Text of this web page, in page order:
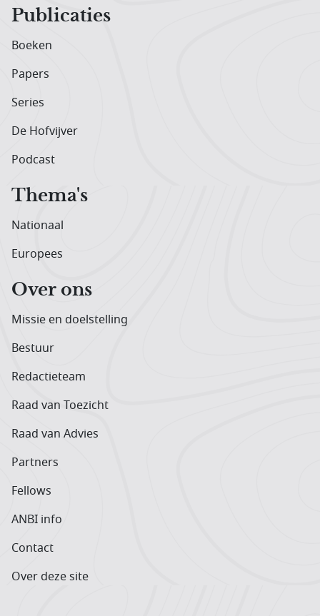
Publicaties
Boeken
Papers
Series
De Hofvijver
Podcast
Thema's
Nationaal
Europees
Over ons
Missie en doelstelling
Bestuur
Redactieteam
Raad van Toezicht
Raad van Advies
Partners
Fellows
ANBI info
Contact
Over deze site